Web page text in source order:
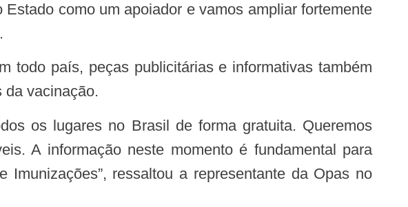
como um apoiador e vamos ampliar fortemente
da vacinação.
A informação neste momento é fundamental para
ressaltou a representante da Opas no